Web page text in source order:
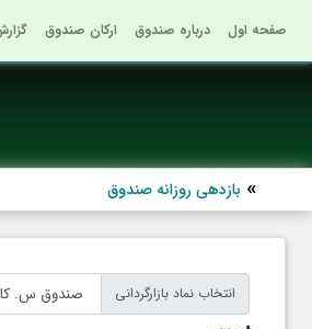
صفحه اول درباره صندوق ارکان صندوق
بازدهی روزانه صندوق
انتخاب نماد بازارگردانی